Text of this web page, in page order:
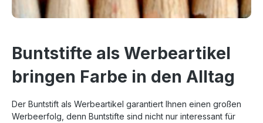
Buntstifte als Werbeartikel
bringen Farbe in den Alltag
Der Buntstift als Werbeartikel garantiert Ihnen einen großen
Werbeerfolg, denn Buntstifte sind nicht nur interessant für